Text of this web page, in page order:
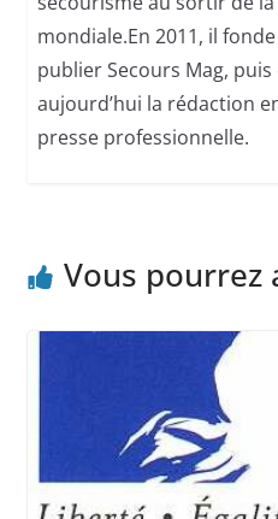
mondiale.En 2011, il
publier Secours Mag, puis
aujourd’hui la rédaction
presse professionnelle.
Vous pourrez